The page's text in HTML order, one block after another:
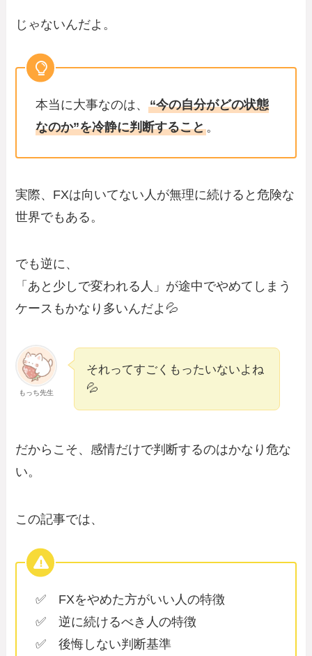
じゃないんだよ。
本当に大事なのは、“今の自分がどの状態
なのか”を冷静に判断すること。
実際、FXは向いてない人が無理に続けると危険な
世界でもある。
でも逆に、
「あと少しで変われる人」が途中でやめてしまう
ケースもかなり多いんだよ💦
もっち先生
それってすごくもったいないよね
💦
だからこそ、感情だけで判断するのはかなり危な
い。
この記事では、
✅ FXをやめた方がいい人の特徴
✅ 逆に続けるべき人の特徴
✅ 後悔しない判断基準